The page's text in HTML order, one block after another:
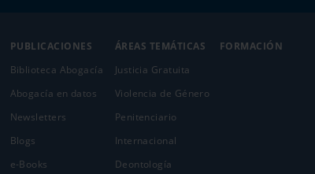
PUBLICACIONES
Biblioteca Abogacía
Abogacía en datos
Newsletters
Blogs
e-Books
ÁREAS TEMÁTICAS
Justicia Gratuita
Violencia de Género
Penitenciario
Internacional
Deontología
FORMACIÓN